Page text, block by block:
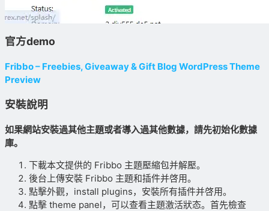
官方demo
Fribbo – Freebies, Giveaway & Gift Blog WordPress Theme
Preview
安裝說明
如果網站安裝過其他主題或者導入過其他數據，請先初始化數據
庫。
下載本文提供的 Fribbo 主題壓縮包并解壓。
後台上傳安裝 Fribbo 主題和插件并啓用。
點擊外觀，install plugins，安裝所有插件并啓用。
點擊 theme panel，可以查看主題激活狀态。首先檢查